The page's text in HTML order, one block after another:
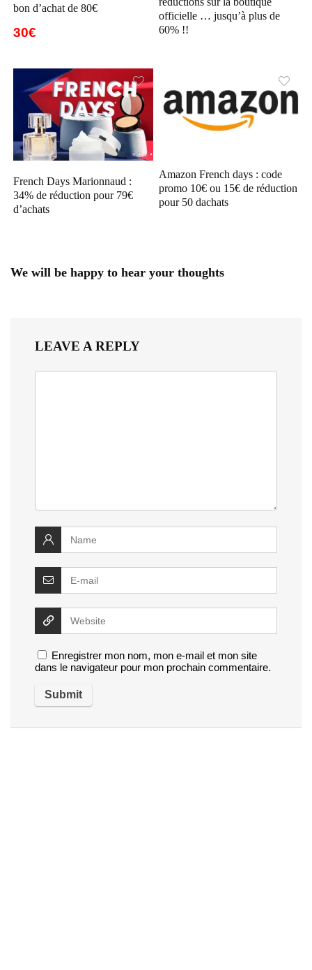
bon d’achat de 80€
30€
officielle … jusqu’à plus de
60% !!
French Days Marionnaud :
34% de réduction pour 79€
d’achats
Amazon French days : code
promo 10€ ou 15€ de réduction
pour 50 dachats
We will be happy to hear your thoughts
LEAVE A REPLY
Enregistrer mon nom, mon e-mail et mon site
dans le navigateur pour mon prochain commentaire.